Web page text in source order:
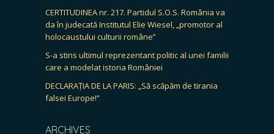
CERTITUDINEA nr. 217. Partidul S.O.S. România va
da în judecată Institutul Elie Wiesel, „promotor al
holocaustului culturii române”
S-a stins ultimul reprezentant politic al unei familii
care a modelat istoria României
DECLARAȚIA DE LA PARIS: „Să scăpăm de tirania
falsei Europe!”
ARCHIVES